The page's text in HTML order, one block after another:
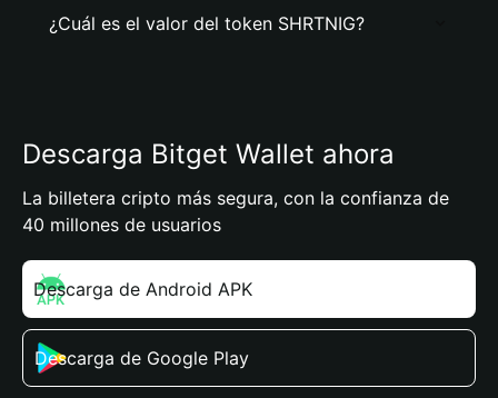
¿Cuál es el valor del token SHRTNIG?
Descarga Bitget Wallet ahora
La billetera cripto más segura, con la confianza de
40 millones de usuarios
Descarga de Android APK
Descarga de Google Play